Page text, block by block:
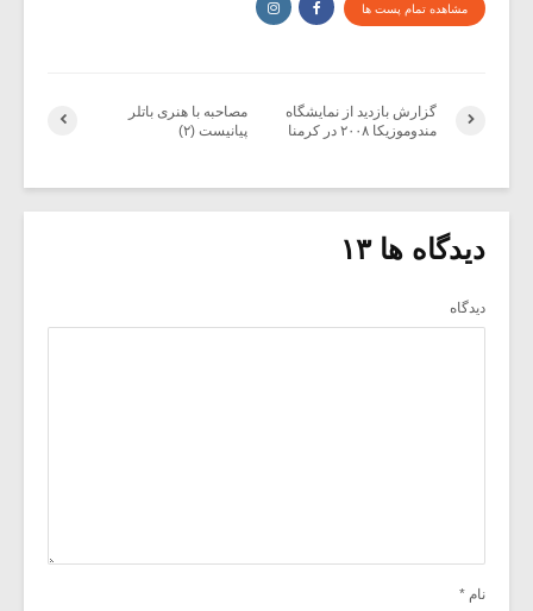
مشاهده تمام پست ها
مصاحبه با هنری باتلر
پیانیست (۲)
گزارش بازدید از نمایشگاه
مندوموزیکا ۲۰۰۸ در کرمنا
دیدگاه ها ۱۳